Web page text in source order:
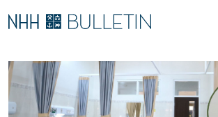
S
T
A
K
O
V
E
Ø
K
N
E
T
Stipendiater og nye forskerprofiler
Disputaser